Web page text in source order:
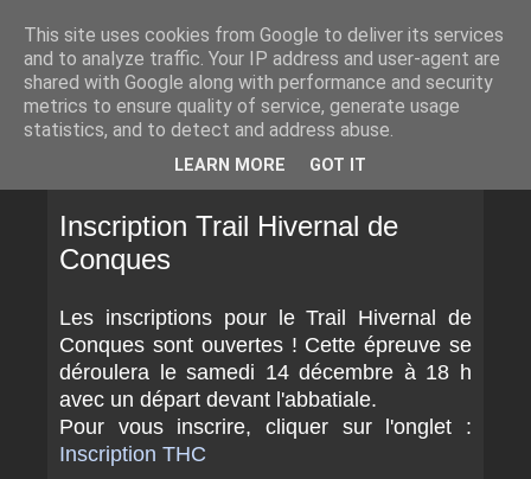
Inscription Trail Hivernal de
Conques
Les inscriptions pour le Trail Hivernal de
Conques sont ouvertes ! Cette épreuve se
déroulera le samedi 14 décembre à 18 h
avec un départ devant l'abbatiale.
Pour vous inscrire, cliquer sur l'onglet :
Inscription THC
This site uses cookies from Google to deliver its services
and to analyze traffic. Your IP address and user-agent are
shared with Google along with performance and security
metrics to ensure quality of service, generate usage
statistics, and to detect and address abuse.
LEARN MORE GOT IT